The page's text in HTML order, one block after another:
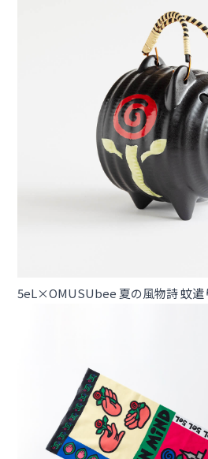
5eL×OMUSUbee 夏の風物詩 蚊遣